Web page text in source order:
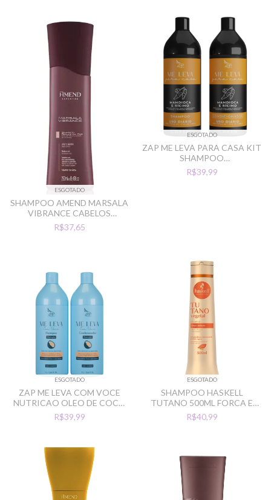
ESGOTADO
SHAMPOO AMEND MARSALA
VIBRANCE CABELOS
AVERMELHADOS 250ML
R$37,65
ESGOTADO
ZAP ME LEVA PARA CASA KIT
SHAMPOO
CONDICIONADOR 2L
R$39,99
ESGOTADO
ZAP ME LEVA COM VOCE
NUTRICAO OLEO DE COCO
CAB FINO 2L
R$39,99
ESGOTADO
SHAMPOO HASKELL
TUTANO 500ML FORCA E
NUTRICAO
R$40,99